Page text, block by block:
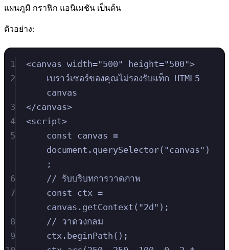
แผนภูมิ กราฟิก แอนิเมชัน เป็นต้น
ตัวอย่าง:
1 <canvas width="500" height="500">
2
เบราว์เซอร์ของคุณไม่รองรับแท็ก HTML5
canvas
3
</canvas>
4
<script>
5
const canvas =
document . querySelector( "canvas" )
;
6
// รับบริบทการวาดภาพ
7
const ctx =
canvas . getContext ( "2d" ) ;
8
// วาดวงกลม
9
ctx . beginPath () ;